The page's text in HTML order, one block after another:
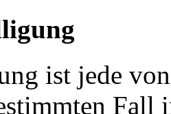
ist jede
Fall